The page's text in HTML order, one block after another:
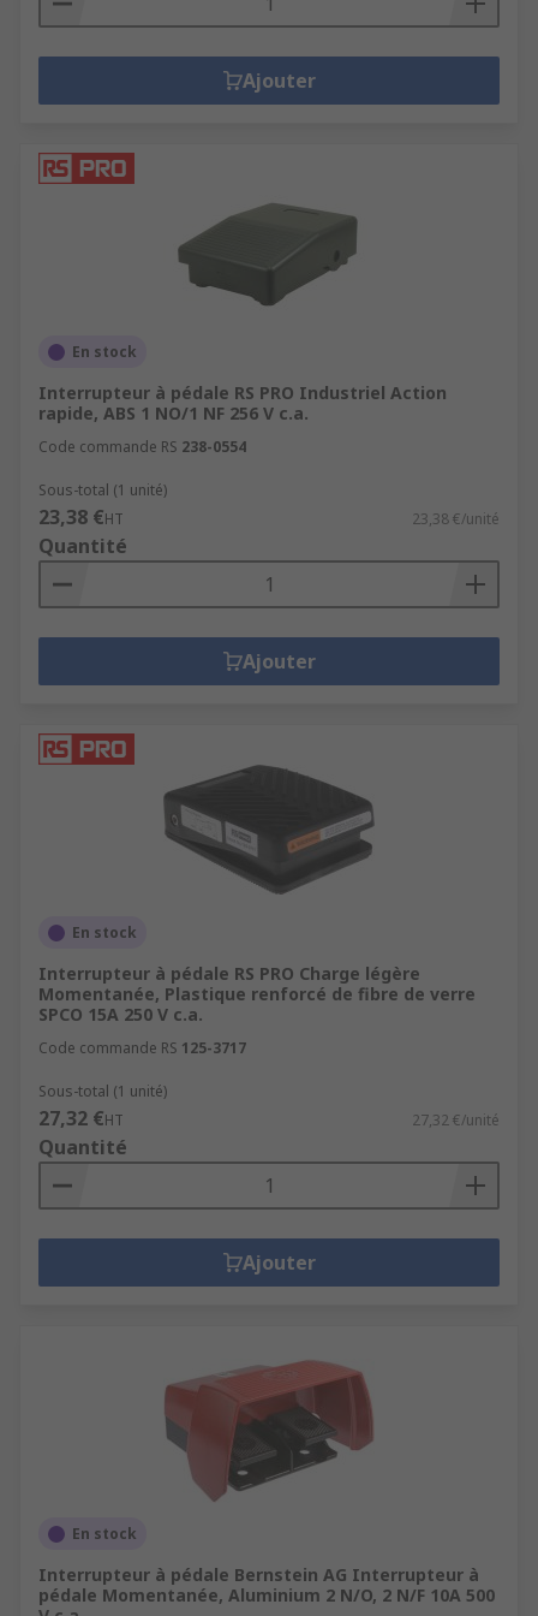
Schneider Electric.
pédale : disponibles dans une variété de
tailles et fournis par RS PRO et
Ajouter
En stock
Interrupteur à pédale RS PRO Industriel Action
rapide, ABS 1 NO/1 NF 256 V c.a.
Code commande RS 238-0554
Sous-total (1 unité)
23,38 €HT 23,38 €/unité
Quantité
Ajouter
En stock
Interrupteur à pédale RS PRO Charge légère
Momentanée, Plastique renforcé de fibre de verre
SPCO 15A 250 V c.a.
Code commande RS 125-3717
Sous-total (1 unité)
27,32 €HT 27,32 €/unité
Quantité
Ajouter
En stock
Interrupteur à pédale Bernstein AG Interrupteur à
pédale Momentanée, Aluminium 2 N/O, 2 N/F 10A 500